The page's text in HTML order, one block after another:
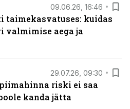
09.06.26, 16:46
taimekasvatuses: kuidas
valmimise aega ja
29.07.26, 09:30
riski ei saa
kanda jätta